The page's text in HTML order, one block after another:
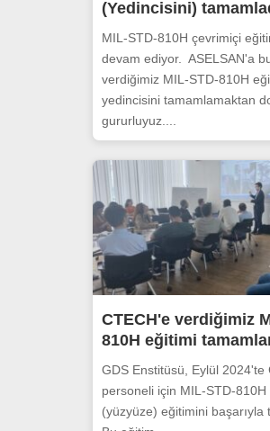
(Yedincisini)
MIL-STD-810H çevrimiçi
devam ediyor. ASELSAN'a
verdiğimiz MIL-STD-810H
yedincisini tamamlamaktan
gururluyuz....
CTECH'e verdiğimiz
810H eğitimi
GDS Enstitüsü, Eylül 2024'te
personeli için MIL-STD-810H
(yüzyüze) eğitimini başarıyla